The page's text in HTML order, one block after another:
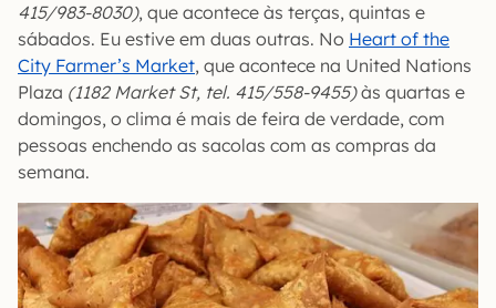
415/983-8030), que acontece às terças, quintas e
sábados. Eu estive em duas outras. No Heart of the
City Farmer’s Market, que acontece na United Nations
Plaza (1182 Market St, tel. 415/558-9455)às quartas e
domingos, o clima é mais de feira de verdade, com
pessoas enchendo as sacolas com as compras da
semana.